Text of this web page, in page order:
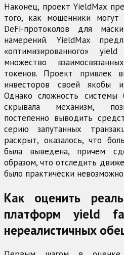
Наконец, проект YieldMax
того, как мошенники могут
DeFi-протоколов для
намерений. YieldMax
«оптимизированного»
множество
токенов. Проект привлек
инвесторов своей якобы
Однако сложность
скрывала механизм,
постепенно выводить
серию запутанных
раскрыт, оказалось, что
была выведена, причем
образом, что отследить
было практически невозможно.
Как оценить
платформ yield
нереалистичных